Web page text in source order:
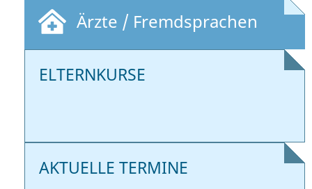
Ärzte / Fremdsprachen
ELTERNKURSE
AKTUELLE TERMINE